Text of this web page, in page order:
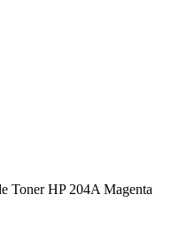
Toner HP 204A Magenta